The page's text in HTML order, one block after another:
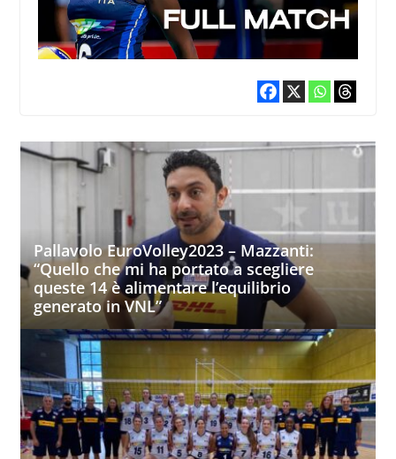
Pallavolo EuroVolley2023 – Mazzanti:
“Quello che mi ha portato a scegliere
queste 14 è alimentare l’equilibrio
generato in VNL”